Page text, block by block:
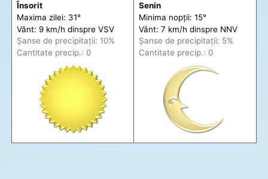
Însorit
Maxima zilei: 31°
Vânt: 9 km/h dinspre VSV
Șanse de precipitații: 10%
Cantitate precip.: 0
Senin
Minima nopții: 15°
Vânt: 7 km/h dinspre NNV
Șanse de precipitații: 5%
Cantitate precip.: 0